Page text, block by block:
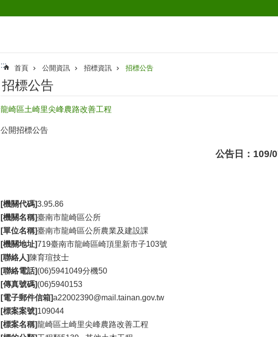
::: 首頁 公開資訊 招標資訊 招標公告
招標公告
龍崎區土崎里尖峰農路改善工程
公開招標公告
公告日：109/
[機關代碼]3.95.86
[機關名稱]臺南市龍崎區公所
[單位名稱]臺南市龍崎區公所農業及建設課
[機關地址]719臺南市龍崎區崎頂里新市子103號
[聯絡人] 陳育瑄技士
[聯絡電話](06)5941049分機50
[傳真號碼](06)5940153
[電子郵件信箱]a22002390@mail.tainan.gov.tw
[標案案號]109044
[標案名稱]龍崎區土崎里尖峰農路改善工程